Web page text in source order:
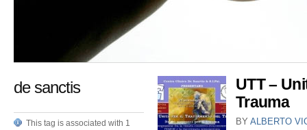
de sanctis
This tag is associated with 1
UTT –
Trauma
BY ALBERTO